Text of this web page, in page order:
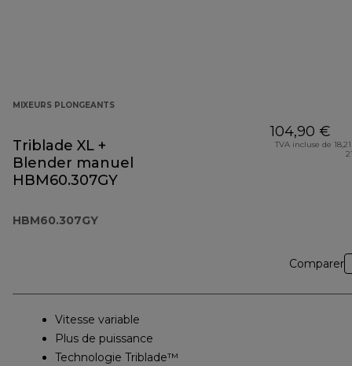
MIXEURS PLONGEANTS
Triblade XL +
Blender manuel
HBM60.307GY
HBM60.307GY
104,90 €
TVA incluse de
Comparer
Vitesse variable
Plus de puissance
Technologie Triblade™